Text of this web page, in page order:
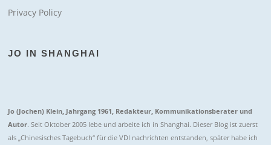
Privacy Policy
JO IN SHANGHAI
Jo (Jochen) Klein, Jahrgang 1961, Redakteur, Kommunikationsberater und
Autor. Seit Oktober 2005 lebe und arbeite ich in Shanghai. Dieser Blog ist zuerst
als „Chinesisches Tagebuch“ für die VDI nachrichten entstanden, später habe ich